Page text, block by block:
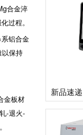
合金淬
过程。
铝合金
保持
金板材
-退火-